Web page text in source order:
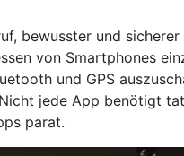
bewusster und
von Smartphones
und GPS
jede App benötigt
parat.